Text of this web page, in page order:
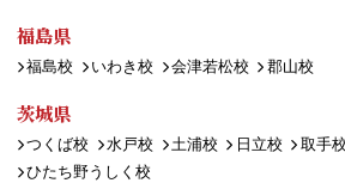
福島県
福島校 いわき校 会津若松校 郡山校
茨城県
つくば校 水戸校 土浦校 日立校 取手校
ひたち野うしく校